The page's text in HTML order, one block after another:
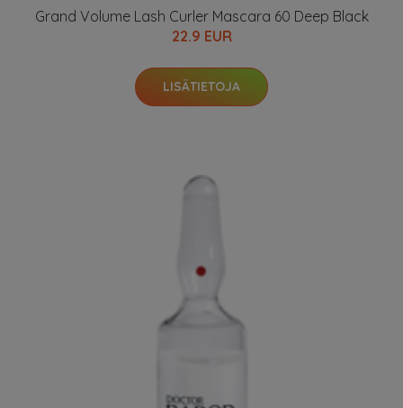
Grand Volume Lash Curler Mascara 60 Deep Black
22.9 EUR
LISÄTIETOJA